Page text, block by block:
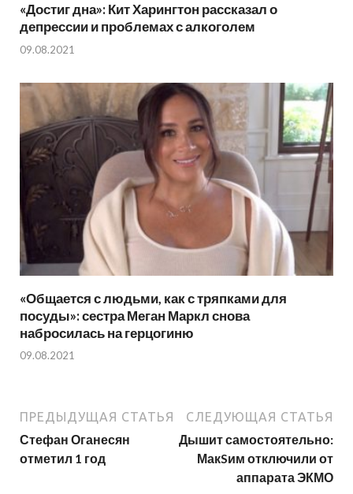
«Достиг дна»: Кит Харингтон рассказал о
депрессии и проблемах с алкоголем
09.08.2021
«Общается с людьми, как с тряпками для
посуды»: сестра Меган Маркл снова
набросилась на герцогиню
09.08.2021
ПРЕДЫДУЩАЯ СТАТЬЯ
Стефан Оганесян
отметил 1 год
СЛЕДУЮЩАЯ СТАТЬЯ
Дышит самостоятельно:
МакSим отключили от
аппарата ЭКМО